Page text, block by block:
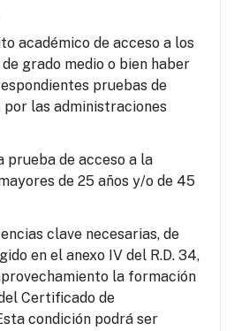
académico de acceso a los
grado medio o bien haber
pruebas de
las administraciones
prueba de acceso a la
de 25 años y/o de 45
clave necesarias, de
en el anexo IV del R.D. 34,
la formación
Certificado de
condición podrá ser